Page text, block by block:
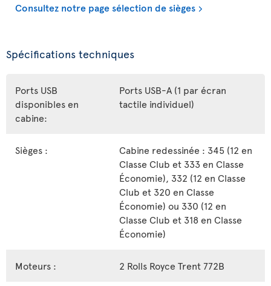
Consultez notre page sélection de sièges
Spécifications techniques
Ports USB
disponibles en
cabine:
Ports USB-A (1 par écran
tactile individuel)
Sièges :
Cabine redessinée : 345 (12 en
Classe Club et 333 en Classe
Économie), 332 (12 en Classe
Club et 320 en Classe
Économie) ou 330 (12 en
Classe Club et 318 en Classe
Économie)
Moteurs : 2 Rolls Royce Trent 772B